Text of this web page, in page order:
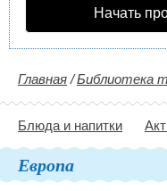
Начать
Главная /Библиотека
Блюда и напитки
Европа